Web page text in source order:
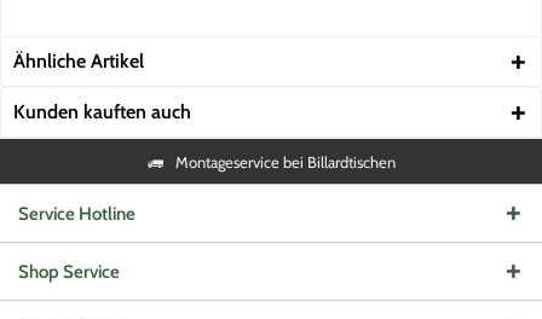
Ähnliche Artikel
Kunden kauften auch
Montageservice bei Billardtischen
Service Hotline
Shop Service